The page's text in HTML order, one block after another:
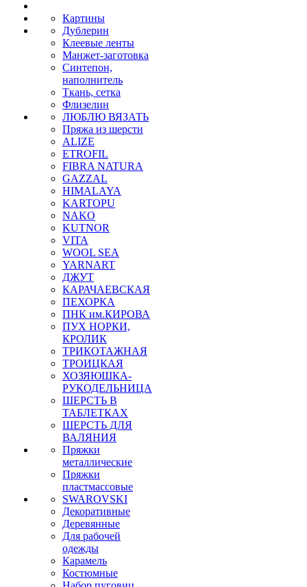
Картины
Дублерин
Клеевые ленты
Манжет-заготовка
Синтепон,
наполнитель
Ткань, сетка
Флизелин
ЛЮБЛЮ ВЯЗАТЬ
Пряжа из шерсти
ALIZE
ETROFIL
FIBRA NATURA
GAZZAL
HIMALAYA
KARTOPU
NAKO
KUTNOR
VITA
WOOL SEA
YARNART
ДЖУТ
КАРАЧАЕВСКАЯ
ПЕХОРКА
ПНК им.КИРОВА
ПУХ НОРКИ,
КРОЛИК
ТРИКОТАЖНАЯ
ТРОИЦКАЯ
ХОЗЯЮШКА-
РУКОДЕЛЬНИЦА
ШЕРСТЬ В
ТАБЛЕТКАХ
ШЕРСТЬ ДЛЯ
ВАЛЯНИЯ
Пряжки
металлические
Пряжки
пластмассовые
SWAROVSKI
Декоративные
Деревянные
Для рабочей
одежды
Карамель
Костюмные